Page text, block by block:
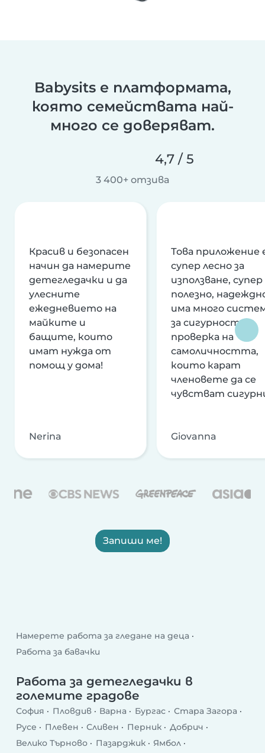
Babysits е платформата,
която семействата най-
много се доверяват.
4,7 / 5
3 400+ отзива
Красив и безопасен
начин да намерите
детегледачки и да
улесните
ежедневието на
майките и
бащите, които
имат нужда от
помощ у дома!
Nerina
Това приложение
супер лесно за
използване, супер
полезно,
има много
за сигурност и
проверка на
самоличността,
които карат
членовете да се
чувстват
Giovanna
Запиши ме!
Намерете работа за гледане на деца
Работа за бавачки
Работа за детегледачки в
големите градове
София Пловдив Варна Бургас
Стара Загора
Русе
Плевен Сливен Перник
Добрич
Велико Търново
Пазарджик
Ямбол